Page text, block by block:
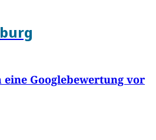
Googlebewertung vor